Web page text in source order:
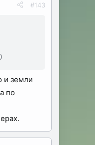
#143
и земли
по